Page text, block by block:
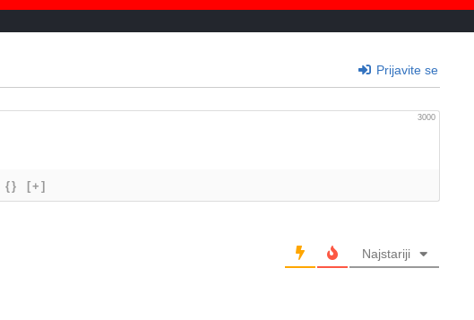
Prijavite se
3000
{} [+]
Najstariji